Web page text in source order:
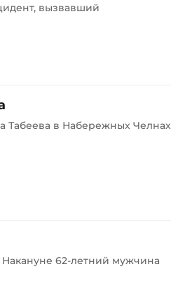
вызвавший
Табеева в Набережных Челнах
62-летний мужчина